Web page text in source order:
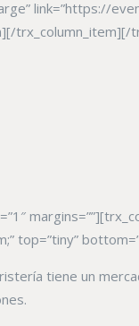
link=”https://
trx_column_item][/
top=”tiny”
tiene un